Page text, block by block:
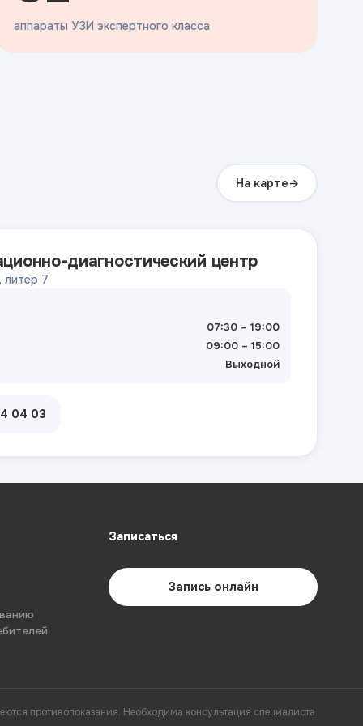
аппараты УЗИ экспертного класса
На карте
диагностический центр
литер 7
07:30 – 19:00
09:00 – 15:00
Выходной
04 03
Записаться
Запись онлайн
противопоказания. Необходима консультация специалиста.